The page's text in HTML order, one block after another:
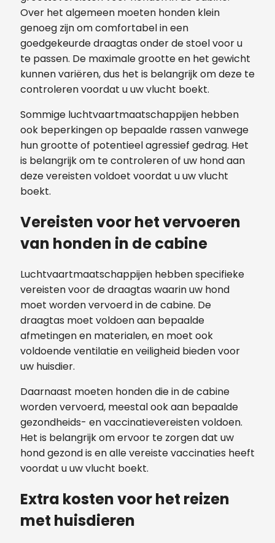
Over het algemeen moeten honden klein
genoeg zijn om comfortabel in een
goedgekeurde draagtas onder de stoel voor u
te passen. De maximale grootte en het gewicht
kunnen variëren, dus het is belangrijk om deze te
controleren voordat u uw vlucht boekt.
Sommige luchtvaartmaatschappijen hebben
ook beperkingen op bepaalde rassen vanwege
hun grootte of potentieel agressief gedrag. Het
is belangrijk om te controleren of uw hond aan
deze vereisten voldoet voordat u uw vlucht
boekt.
Vereisten voor het vervoeren
van honden in de cabine
Luchtvaartmaatschappijen hebben specifieke
vereisten voor de draagtas waarin uw hond
moet worden vervoerd in de cabine. De
draagtas moet voldoen aan bepaalde
afmetingen en materialen, en moet ook
voldoende ventilatie en veiligheid bieden voor
uw huisdier.
Daarnaast moeten honden die in de cabine
worden vervoerd, meestal ook aan bepaalde
gezondheids- en vaccinatievereisten voldoen.
Het is belangrijk om ervoor te zorgen dat uw
hond gezond is en alle vereiste vaccinaties heeft
voordat u uw vlucht boekt.
Extra kosten voor het reizen
met huisdieren